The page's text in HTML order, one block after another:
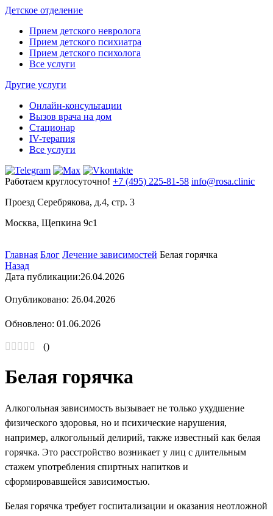
Детское отделение
Прием детского невролога
Прием детского психиатра
Прием детского психолога
Все услуги
Другие услуги
Онлайн-консультации
Вызов врача на дом
Стационар
IV-терапия
Все услуги
Работаем круглосуточно! +7 (495) 225-81-58 info@rosa.clinic
Проезд Серебрякова, д.4, стр. 3
Москва, Щепкина 9с1
Главная Блог Лечение зависимостей Белая горячка
Назад
Дата публикации:26.04.2026
Опубликовано: 26.04.2026
Обновлено: 01.06.2026
()
Белая горячка
Алкогольная зависимость вызывает не только ухудшение
физического здоровья, но и психические нарушения,
например, алкогольный делирий, также известный как белая
горячка. Это расстройство возникает у лиц с длительным
стажем употребления спиртных напитков и
сформировавшейся зависимостью.
Белая горячка требует госпитализации и оказания неотложной